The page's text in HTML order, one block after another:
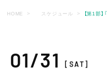
HOME スケジュール 【第1部
01/31[SAT]